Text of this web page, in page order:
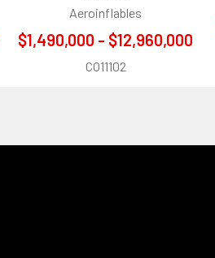
Aeroinflables
$1,490,000 - $12,960,000
CO11102